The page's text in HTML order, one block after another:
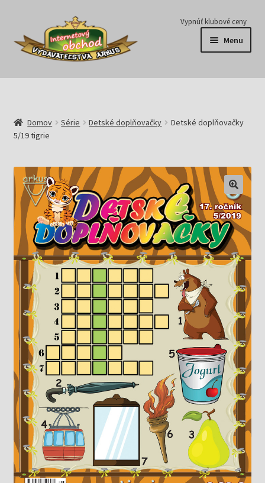
Preskočiť
navigáciu
Preskočiť
obsah
Vypnúť klubové ceny
Menu
Série
E-knihy
Predplatné
Pripravujeme
Pre školy
Knižný klub
Kontakt
Domov Série Detské doplňovačky
Detské doplňovačky
5/19 tigrie